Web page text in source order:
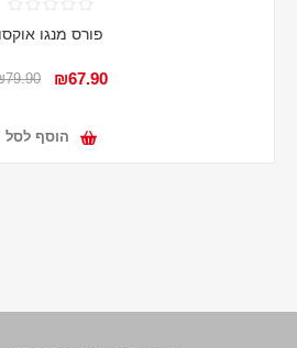
פורס מנגו אוקסו
₪67.90
הוסף לסל